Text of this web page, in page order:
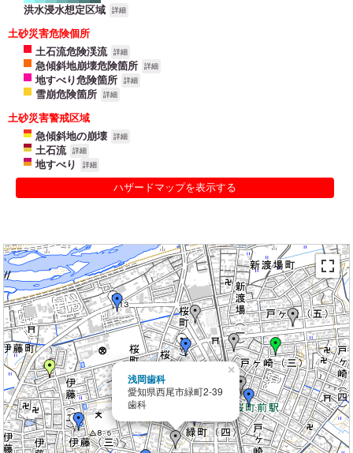
洪水浸水想定区域 詳細
土砂災害危険個所
土石流危険渓流
詳細
急傾斜地崩壊危険箇所 詳細
地すべり危険箇所 詳細
雪崩危険箇所 詳細
土砂災害警戒区域
急傾斜地の崩壊
詳細
土石流 詳細
地すべり 詳細
ハザードマップを表示する
浅岡歯科
愛知県西尾市緑町2-39
歯科
×